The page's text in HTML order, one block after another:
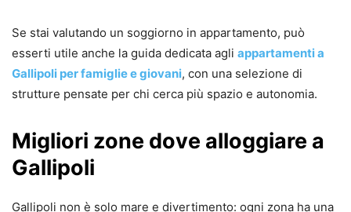
Se stai valutando un soggiorno in appartamento, può
esserti utile anche la guida dedicata agli appartamenti a
Gallipoli per famiglie e giovani, con una selezione di
strutture pensate per chi cerca più spazio e autonomia.
Migliori zone dove alloggiare a
Gallipoli
Gallipoli non è solo mare e divertimento: ogni zona ha una